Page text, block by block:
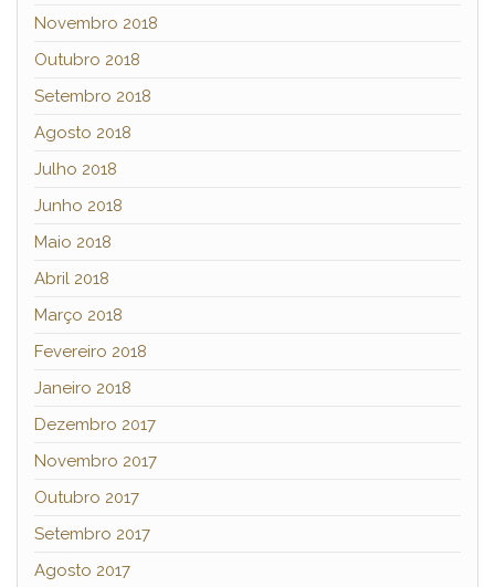
Novembro 2018
Outubro 2018
Setembro 2018
Agosto 2018
Julho 2018
Junho 2018
Maio 2018
Abril 2018
Março 2018
Fevereiro 2018
Janeiro 2018
Dezembro 2017
Novembro 2017
Outubro 2017
Setembro 2017
Agosto 2017